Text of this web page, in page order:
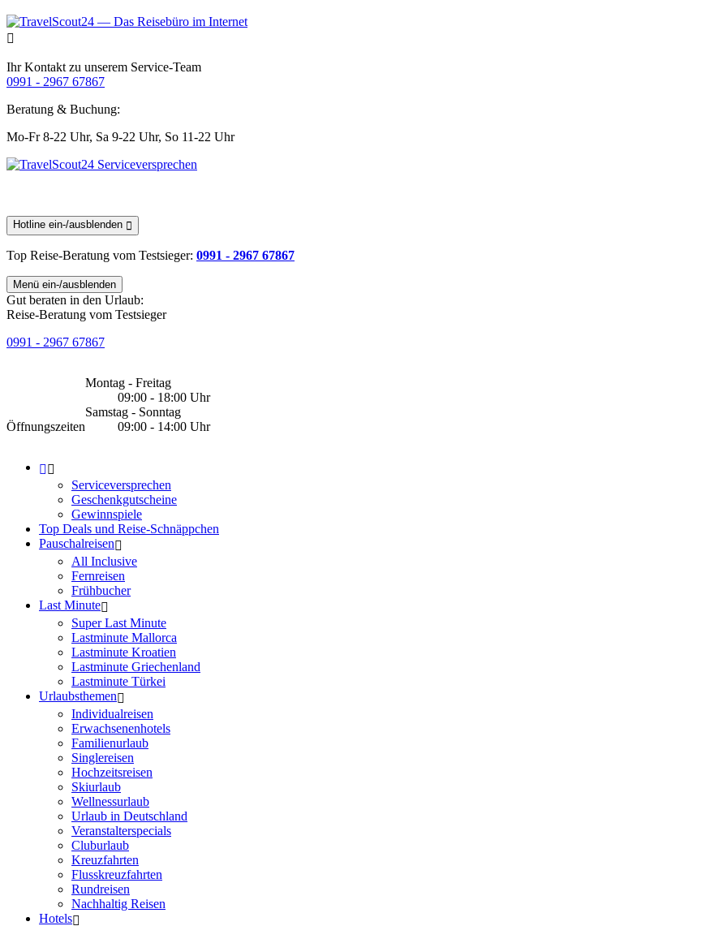
Ihr Kontakt zu unserem Service-Team
0991 - 2967 67867
Beratung & Buchung:
Mo-Fr 8-22 Uhr, Sa 9-22 Uhr, So 11-22 Uhr
Hotline ein-/ausblenden
Top Reise-Beratung vom Testsieger: 0991 - 2967 67867
Menü ein-/ausblenden
Gut beraten in den Urlaub:
Reise-Beratung vom Testsieger
0991 - 2967 67867
Öffnungszeiten
Montag - Freitag
09:00 - 18:00 Uhr
Samstag - Sonntag
09:00 - 14:00 Uhr
Serviceversprechen
Geschenkgutscheine
Gewinnspiele
Top Deals und Reise-Schnäppchen
Pauschalreisen
All Inclusive
Fernreisen
Frühbucher
Last Minute
Super Last Minute
Lastminute Mallorca
Lastminute Kroatien
Lastminute Griechenland
Lastminute Türkei
Urlaubsthemen
Individualreisen
Erwachsenenhotels
Familienurlaub
Singlereisen
Hochzeitsreisen
Skiurlaub
Wellnessurlaub
Urlaub in Deutschland
Veranstalterspecials
Cluburlaub
Kreuzfahrten
Flusskreuzfahrten
Rundreisen
Nachhaltig Reisen
Hotels